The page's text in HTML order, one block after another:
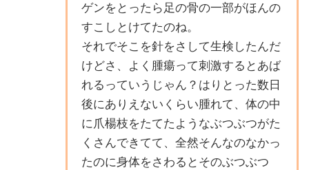
ゲンをとったら足の骨の一部がほんの
すこしとけてたのね。
それでそこを針をさして生検したんだ
けどさ、よく腫瘍って刺激するとあば
れるっていうじゃん？はりとった数日
後にありえないくらい腫れて、体の中
に爪楊枝をたてたようなぶつぶつがた
くさんできてて、全然そんなのなかっ
たのに身体をさわるとそのぶつぶつ